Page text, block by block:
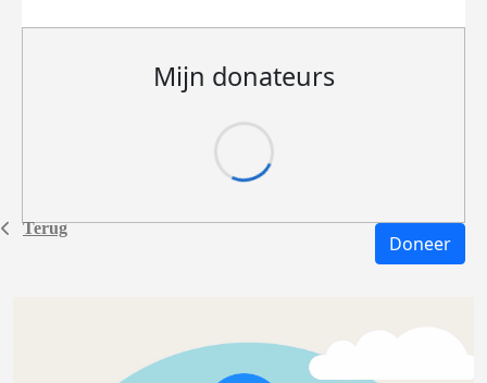
Terug
Mijn donateurs
Doneer